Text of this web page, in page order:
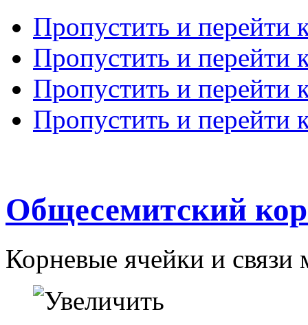
Пропустить и перейти
Пропустить и перейти
Пропустить и перейти
Пропустить и перейти
Общесемитский
Корневые ячейки и